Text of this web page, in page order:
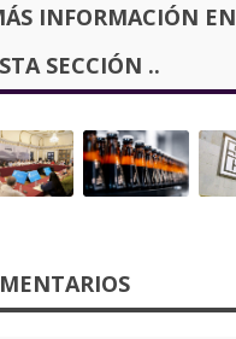
INFORMACIÓN EN
SECCIÓN ..